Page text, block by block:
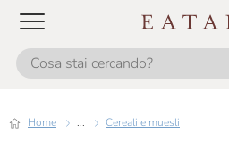
Home ... Cereali e muesli